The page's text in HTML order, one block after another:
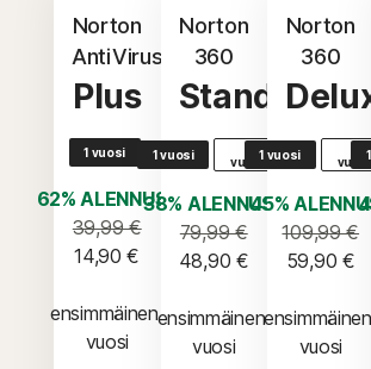
Norton
AntiVirus
Plus
1 vuosi
62% ALENNUS*
39,99 €
14,90 €
ensimmäinen
vuosi
Norton
360
Standard
1 vuosi
2
vuotta
38% ALENNUS*
79,99 €
48,90 €
ensimmäinen
vuosi
Norton
360
1 vuosi
45%
109,99 €
59,90 €
vuosi